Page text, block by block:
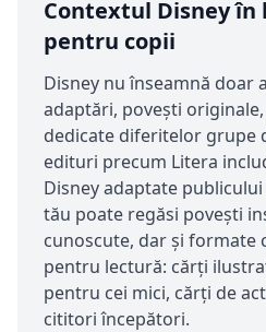
Contextul Disney
pentru copii
Disney nu înseamnă doar
adaptări, povești
dedicate diferitelor grupe
edituri precum Litera
Disney adaptate
tău poate regăsi povești
cunoscute, dar și formate
pentru lectură: cărți
pentru cei mici, cărți de
cititori începători.